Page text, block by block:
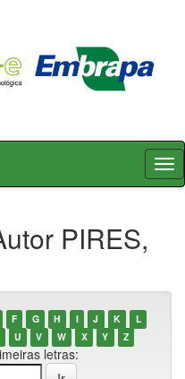
PIRES,
F G H I J K
L
U V W X Y Z
letras: